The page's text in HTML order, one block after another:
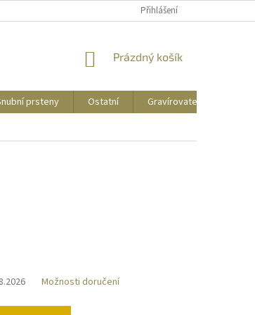
CENY DOPRAVYPřihlášení
NÁKUPNÍ
Prázdný košík
prsteny Ostatní Gravírovatelné
Možnosti doručení